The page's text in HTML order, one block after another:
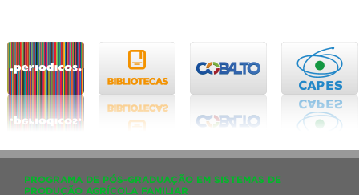
PROGRAMA DE PÓS-GRADUAÇÃO EM SISTEMAS DE
PRODUÇÃO AGRÍCOLA FAMILIAR